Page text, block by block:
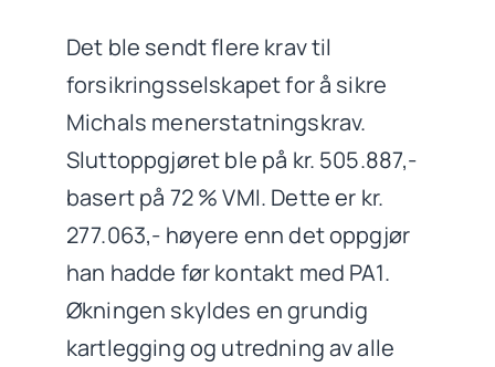
Det ble sendt flere krav til
forsikringsselskapet for å sikre
Michals menerstatningskrav.
Sluttoppgjøret ble på kr. 505.887,-
basert på 72 % VMI. Dette er kr.
277.063,- høyere enn det oppgjør
han hadde før kontakt med PA1.
Økningen skyldes en grundig
kartlegging og utredning av alle